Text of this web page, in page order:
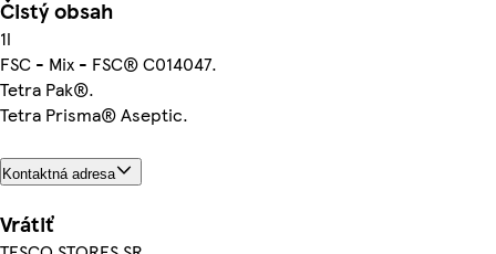
Čistý obsah
1l
FSC - Mix - FSC® C014047.
Tetra Pak®.
Tetra Prisma® Aseptic.
Kontaktná adresa
Vrátiť